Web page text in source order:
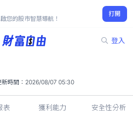
您的股市智慧導航！
打開
登入
0.95%
時間： 2026/08/07 05:30
表 獲利能力 安全性分析